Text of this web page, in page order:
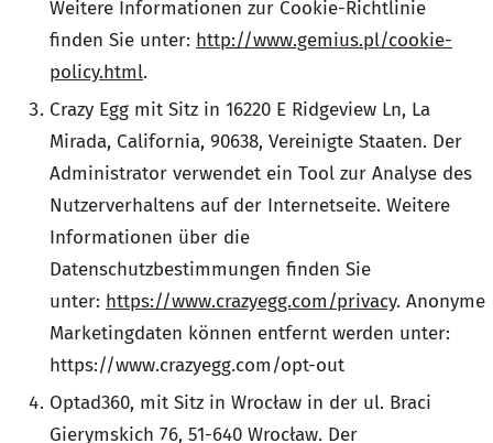
Weitere Informationen zur Cookie-Richtlinie
finden Sie unter: http://www.gemius.pl/cookie-
policy.html.
Crazy Egg mit Sitz in 16220 E Ridgeview Ln, La
Mirada, California, 90638, Vereinigte Staaten. Der
Administrator verwendet ein Tool zur Analyse des
Nutzerverhaltens auf der Internetseite. Weitere
Informationen über die
Datenschutzbestimmungen finden Sie
unter: https://www.crazyegg.com/privacy. Anonyme
Marketingdaten können entfernt werden unter:
https://www.crazyegg.com/opt-out
Optad360, mit Sitz in Wrocław in der ul. Braci
Gierymskich 76, 51-640 Wrocław. Der